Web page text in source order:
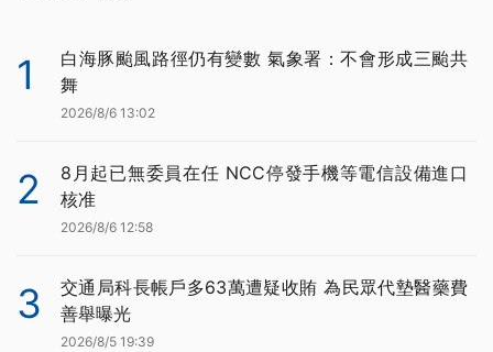
1
白海豚颱風路徑仍有變數 氣象署：不會形成三颱共
舞
2026/8/6 13:02
2
8月起已無委員在任 NCC停發手機等電信設備進口
核准
2026/8/6 12:58
3
交通局科長帳戶多63萬遭疑收賄 為民眾代墊醫藥費
善舉曝光
2026/8/5 19:39